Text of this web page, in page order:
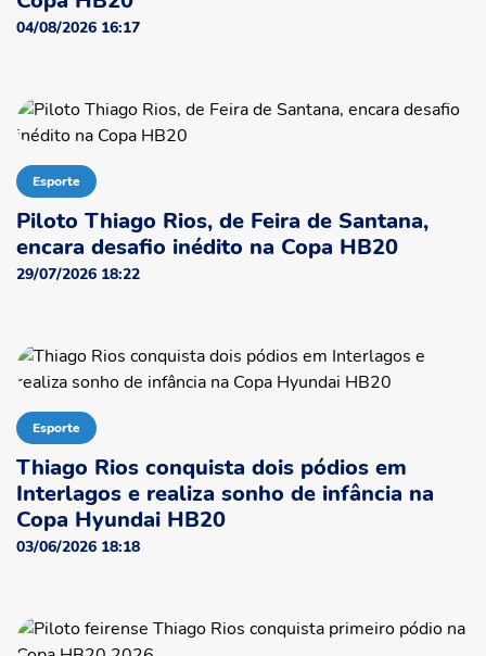
04/08/2026 16:17
Esporte
Piloto Thiago Rios, de Feira de Santana,
encara desafio inédito na Copa HB20
29/07/2026 18:22
Esporte
Thiago Rios conquista dois pódios em
Interlagos e realiza sonho de infância na
Copa Hyundai HB20
03/06/2026 18:18